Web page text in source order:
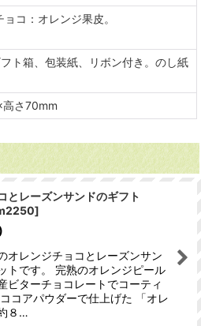
コ：オレンジ果皮。
ト箱、包装紙、リボン付き。のし紙
さ70mm
とレーズンサンドのギフト
]
オレンジチョコとレーズンサン
トです。 完熟のオレンジピール
ビターチョコレートでコーティ
コアパウダーで仕上げた 「オレ
８…